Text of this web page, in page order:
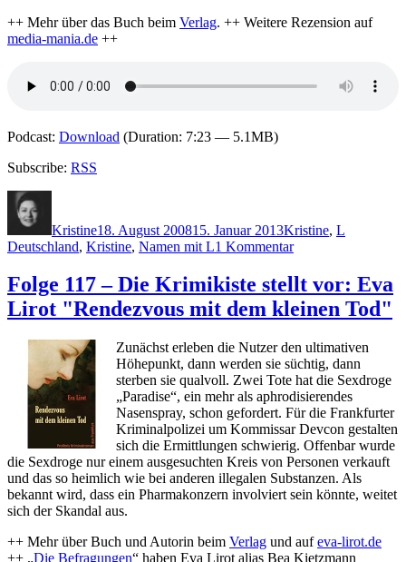
++ Mehr über das Buch beim Verlag. ++ Weitere Rezension auf
media-mania.de ++
Podcast: Download (Duration: 7:23 — 5.1MB)
Subscribe: RSS
Kristine18. August 200815. Januar 2013Kristine, L
Deutschland, Kristine, Namen mit L1 Kommentarzu
119
–
Die
stellt
vor:
Sandra
Lüpkes
(Hg.)
"Wer
tötete
Fischers
Fritz?"
Folge 117 – Die Krimikiste stellt vor: Eva
Lirot "Rendezvous mit dem kleinen Tod"
Zunächst erleben die Nutzer den ultimativen
Höhepunkt, dann werden sie süchtig, dann
sterben sie qualvoll. Zwei Tote hat die Sexdroge
„Paradise“, ein mehr als aphrodisierendes
Nasenspray, schon gefordert. Für die Frankfurter
Kriminalpolizei um Kommissar Devcon gestalten
sich die Ermittlungen schwierig. Offenbar wurde
die Sexdroge nur einem ausgesuchten Kreis von Personen verkauft
und das so heimlich wie bei anderen illegalen Substanzen. Als
bekannt wird, dass ein Pharmakonzern involviert sein könnte, weitet
sich der Skandal aus.
++ Mehr über Buch und Autorin beim Verlag und aufeva-lirot.de
++ „Die Befragungen“ haben Eva Lirot alias Bea Kietzmann